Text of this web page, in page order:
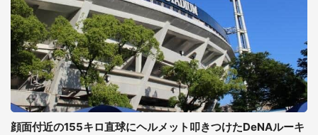
顔面付近の155キロ直球にヘルメット叩きつけたDeNAルーキ